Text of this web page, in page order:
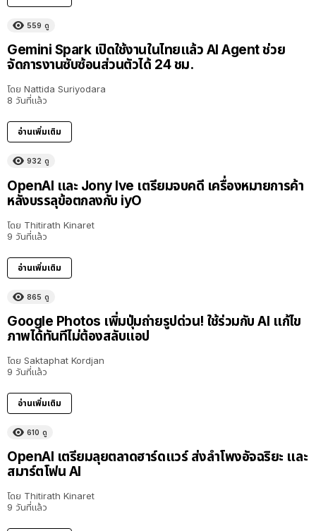
559 ดู
Gemini Spark เปิดใช้งานในไทยแล้ว AI Agent ช่วย
จัดการงานซับซ้อนส่วนตัวได้ 24 ชม.
โดย Nattida Suriyodara
8 วันที่แล้ว
อ่านเพิ่มเติม
932 ดู
OpenAI และ Jony Ive เตรียมจบคดี เครื่องหมายการค้า
หลังบรรลุข้อตกลงกับ iyO
โดย Thitirath Kinaret
9 วันที่แล้ว
อ่านเพิ่มเติม
865 ดู
Google Photos เพิ่มปุ่มถ่ายรูปด่วน! ใช้ร่วมกับ AI แก้ไข
ภาพได้ทันทีไม่ต้องสลับแอป
โดย Saktaphat Kordjan
9 วันที่แล้ว
อ่านเพิ่มเติม
610 ดู
OpenAI เตรียมลุยตลาดฮาร์ดแวร์ ส่งลำโพงอัจฉริยะ และ
สมาร์ตโฟน AI
โดย Thitirath Kinaret
9 วันที่แล้ว